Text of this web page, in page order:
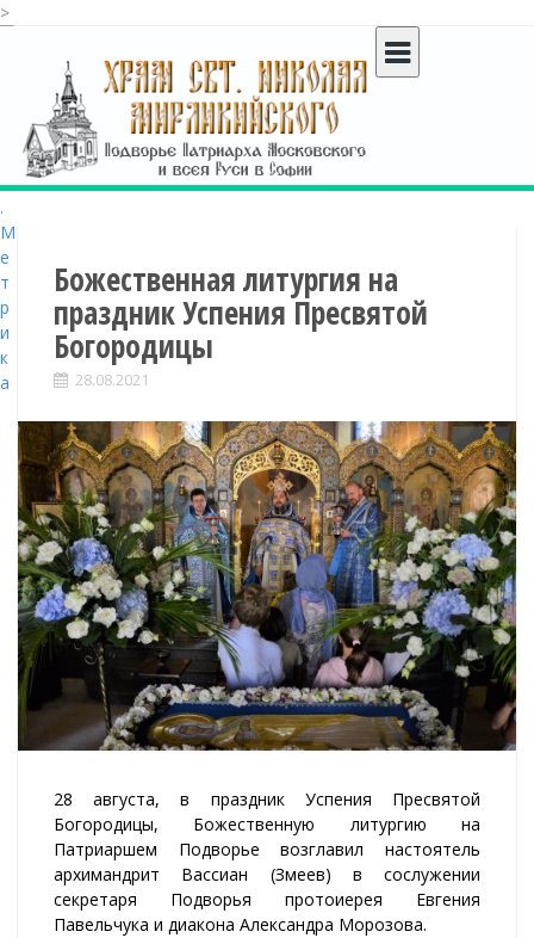
>
c
o
n
t
e
n
t
Божественная литургия на
праздник Успения Пресвятой
Богородицы
28.08.2021
28 августа, в праздник Успения Пресвятой
Богородицы, Божественную литургию на
Патриаршем Подворье возглавил настоятель
архимандрит Вассиан (Змеев) в сослужении
секретаря Подворья протоиерея Евгения
Павельчука и диакона Александра Морозова.